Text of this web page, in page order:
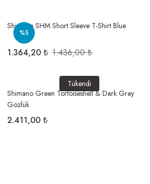
%5
Shimano SHM Short Sleeve T-Shirt Blue
1.364,20 ₺ 1.436,00 ₺
Tükendi
Shimano Green Tortoiseshell & Dark Grey
Gözlük
2.411,00 ₺